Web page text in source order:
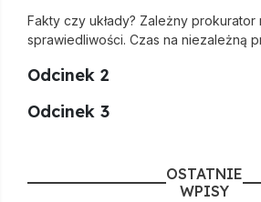
Fakty czy układy? Zależny prokurator
sprawiedliwości. Czas na niezależną
Odcinek 2
Odcinek 3
OSTATNIE
WPISY